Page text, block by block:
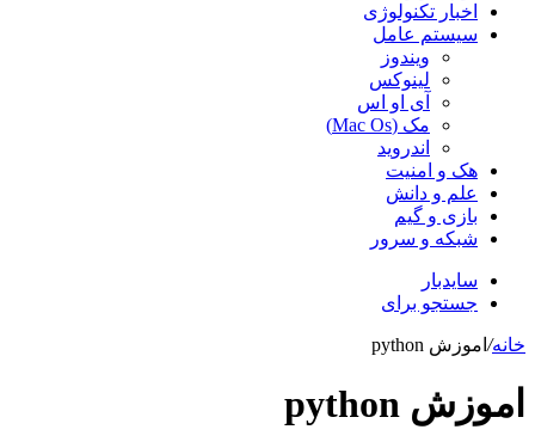
اخبار تکنولوژی
سیستم عامل
ویندوز
لینوکس
آی او اس
مک (Mac Os)
اندروید
هک و امنیت
علم و دانش
بازی و گیم
شبکه و سرور
سایدبار
جستجو برای
خانه/ اموزش python
اموزش python